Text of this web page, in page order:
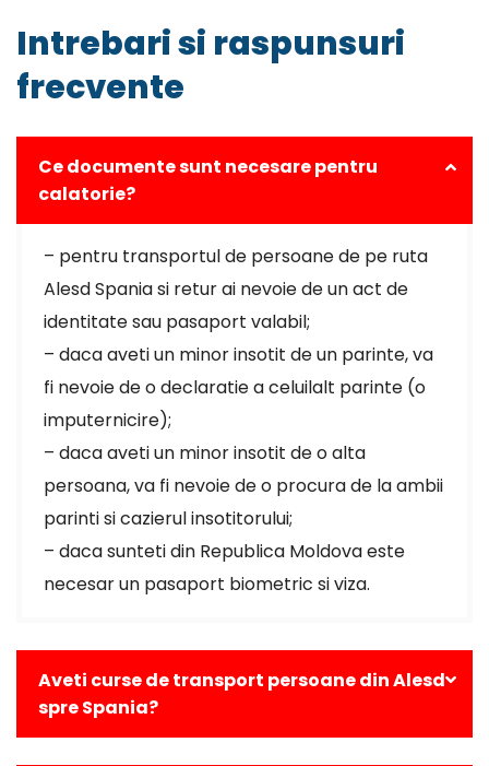
Intrebari si raspunsuri
frecvente
Ce documente sunt necesare pentru
calatorie?
– pentru transportul de persoane de pe ruta
Alesd Spania si retur ai nevoie de un act de
identitate sau pasaport valabil;
– daca aveti un minor insotit de un parinte, va
fi nevoie de o declaratie a celuilalt parinte (o
imputernicire);
– daca aveti un minor insotit de o alta
persoana, va fi nevoie de o procura de la ambii
parinti si cazierul insotitorului;
– daca sunteti din Republica Moldova este
necesar un pasaport biometric si viza.
Aveti curse de transport persoane din Alesd
spre Spania?